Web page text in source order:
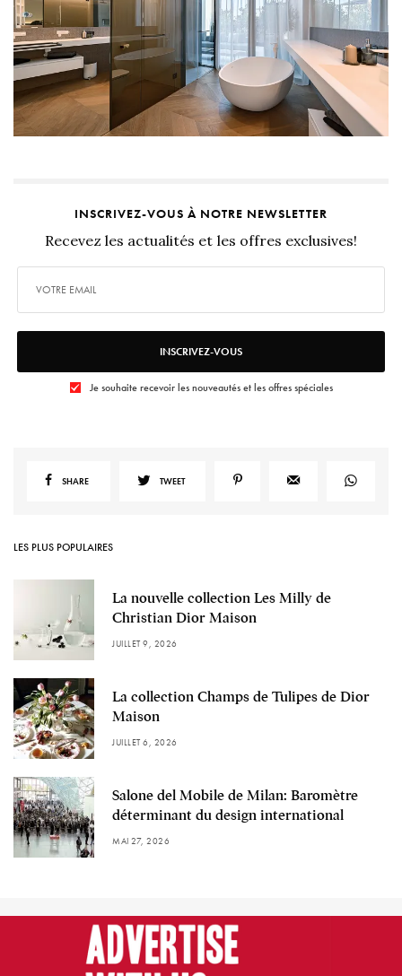
INSCRIVEZ-VOUS À NOTRE NEWSLETTER
Recevez les actualités et les offres exclusives!
INSCRIVEZ-VOUS
Je souhaite recevoir les nouveautés et les offres spéciales
SHARE TWEET
LES PLUS POPULAIRES
La nouvelle collection Les Milly de
Christian Dior Maison
JUILLET 9, 2026
La collection Champs de Tulipes de Dior
Maison
JUILLET 6, 2026
Salone del Mobile de Milan: Baromètre
déterminant du design international
MAI 27, 2026